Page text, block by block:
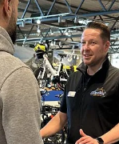
(SmartSystem)
Laufradgröße
28 Zoll